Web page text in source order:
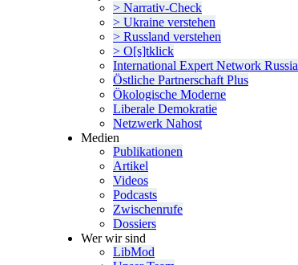
> Narrativ-Check
> Ukraine verstehen
> Russland verstehen
> O[s]tklick
Inter­na­tional Expert Network Russia
Östliche Partner­schaft Plus
Ökolo­gische Moderne
Liberale Demokratie
Netzwerk Nahost
Medien
Publi­ka­tionen
Artikel
Videos
Podcasts
Zwischenrufe
Dossiers
Wer wir sind
LibMod